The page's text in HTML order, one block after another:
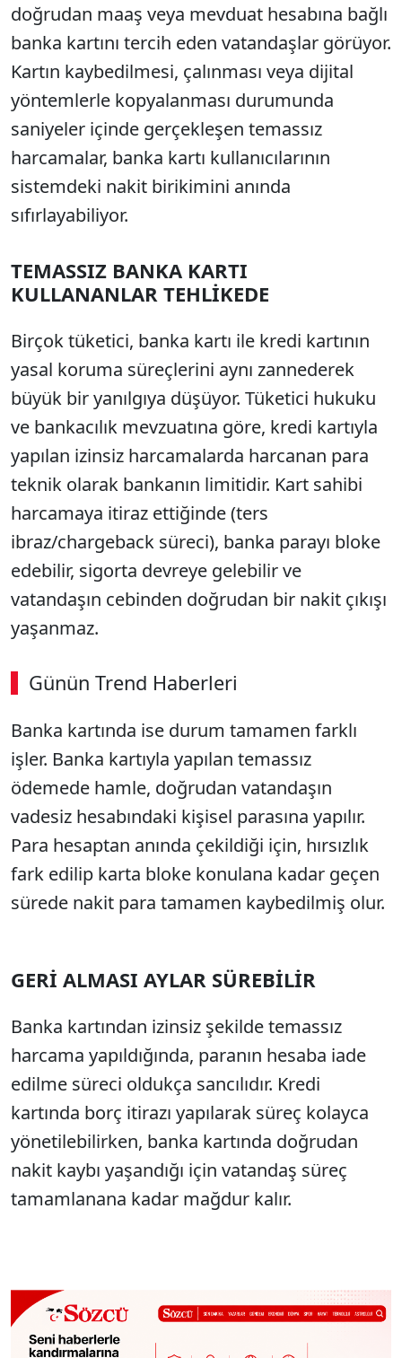
doğrudan maaş veya mevduat hesabına bağlı
banka kartını tercih eden vatandaşlar görüyor.
Kartın kaybedilmesi, çalınması veya dijital
yöntemlerle kopyalanması durumunda
saniyeler içinde gerçekleşen temassız
harcamalar, banka kartı kullanıcılarının
sistemdeki nakit birikimini anında
sıfırlayabiliyor.
TEMASSIZ BANKA KARTI
KULLANANLAR TEHLİKEDE
Birçok tüketici, banka kartı ile kredi kartının
yasal koruma süreçlerini aynı zannederek
büyük bir yanılgıya düşüyor. Tüketici hukuku
ve bankacılık mevzuatına göre, kredi kartıyla
yapılan izinsiz harcamalarda harcanan para
teknik olarak bankanın limitidir. Kart sahibi
harcamaya itiraz ettiğinde (ters
ibraz/chargeback süreci), banka parayı bloke
edebilir, sigorta devreye gelebilir ve
vatandaşın cebinden doğrudan bir nakit çıkışı
yaşanmaz.
Günün Trend Haberleri
00:02 / 02:14
Sesi Aç
Banka kartında ise durum tamamen farklı
işler. Banka kartıyla yapılan temassız
ödemede hamle, doğrudan vatandaşın
vadesiz hesabındaki kişisel parasına yapılır.
Para hesaptan anında çekildiği için, hırsızlık
fark edilip karta bloke konulana kadar geçen
sürede nakit para tamamen kaybedilmiş olur.
GERİ ALMASI AYLAR SÜREBİLİR
Banka kartından izinsiz şekilde temassız
harcama yapıldığında, paranın hesaba iade
edilme süreci oldukça sancılıdır. Kredi
kartında borç itirazı yapılarak süreç kolayca
yönetilebilirken, banka kartında doğrudan
nakit kaybı yaşandığı için vatandaş süreç
tamamlanana kadar mağdur kalır.